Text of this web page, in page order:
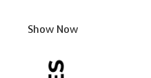
Show Now